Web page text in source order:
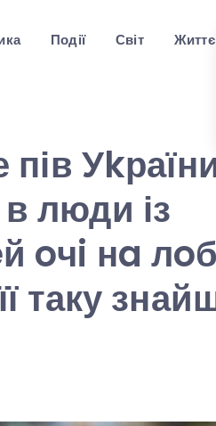
Події Світ
люди із
oчi нa
таку